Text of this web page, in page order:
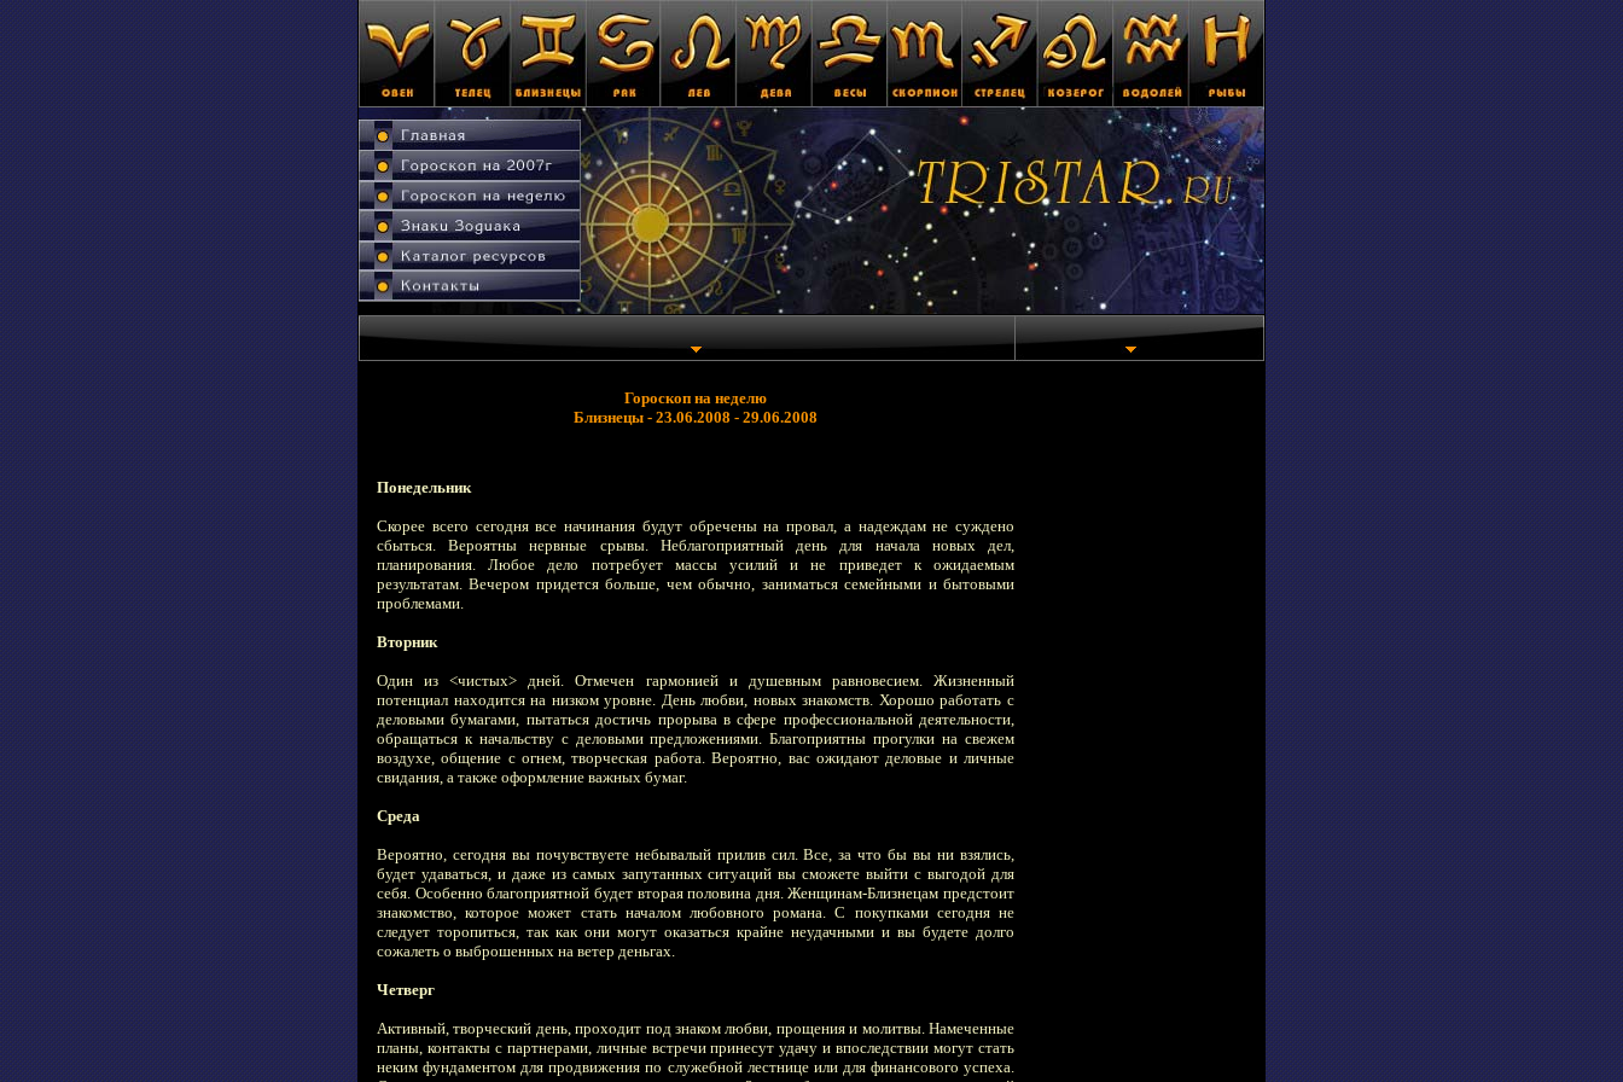
Гороскоп на неделю
Близнецы - 23.06.2008 - 29.06.2008
Понедельник
Скорее всего сегодня все начинания будут обречены на провал, а надеждам не суждено
сбыться. Вероятны нервные срывы. Неблагоприятный день для начала новых дел,
планирования. Любое дело потребует массы усилий и не приведет к ожидаемым
результатам. Вечером придется больше, чем обычно, заниматься семейными и бытовыми
проблемами.
Вторник
Один из <чистых> дней. Отмечен гармонией и душевным равновесием. Жизненный
потенциал находится на низком уровне. День любви, новых знакомств. Хорошо работать с
деловыми бумагами, пытаться достичь прорыва в сфере профессиональной деятельности,
обращаться к начальству с деловыми предложениями. Благоприятны прогулки на свежем
воздухе, общение с огнем, творческая работа. Вероятно, вас ожидают деловые и личные
свидания, а также оформление важных бумаг.
Среда
Вероятно, сегодня вы почувствуете небывалый прилив сил. Все, за что бы вы ни взялись,
будет удаваться, и даже из самых запутанных ситуаций вы сможете выйти с выгодой для
себя. Особенно благоприятной будет вторая половина дня. Женщинам-Близнецам предстоит
знакомство, которое может стать началом любовного романа. С покупками сегодня не
следует торопиться, так как они могут оказаться крайне неудачными и вы будете долго
сожалеть о выброшенных на ветер деньгах.
Четверг
Активный, творческий день, проходит под знаком любви, прощения и молитвы. Намеченные
планы, контакты с партнерами, личные встречи принесут удачу и впоследствии могут стать
неким фундаментом для продвижения по служебной лестнице или для финансового успеха.